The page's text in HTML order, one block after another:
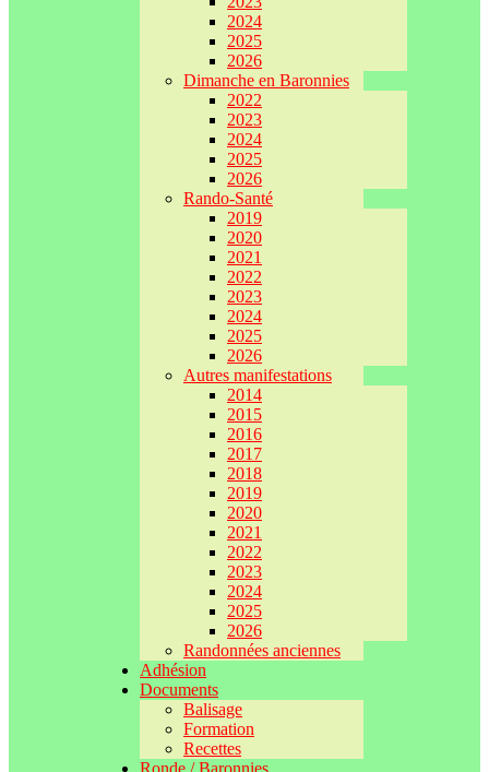
2024
2025
2026
Dimanche en Baronnies
2022
2023
2024
2025
2026
Rando-Santé
2019
2020
2021
2022
2023
2024
2025
2026
Autres manifestations
2014
2015
2016
2017
2018
2019
2020
2021
2022
2023
2024
2025
2026
Randonnées anciennes
Adhésion
Documents
Balisage
Formation
Recettes
Ronde / Baronnies